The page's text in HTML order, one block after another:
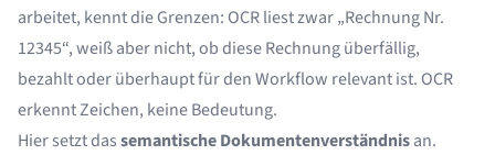
arbeitet, kennt die Grenzen: OCR liest zwar „Rechnung Nr.
12345“, weiß aber nicht, ob diese Rechnung überfällig,
bezahlt oder überhaupt für den Workflow relevant ist. OCR
erkennt Zeichen, keine Bedeutung.
Hier setzt dassemantische Dokumentenverständnisan.